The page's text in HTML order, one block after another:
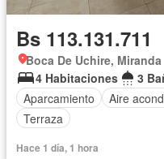
Bs 113.131.711
Boca De Uchire, Miranda
4 Habitaciones
3
Aparcamiento
Aire
Terraza
Hace 1 día, 1 hora